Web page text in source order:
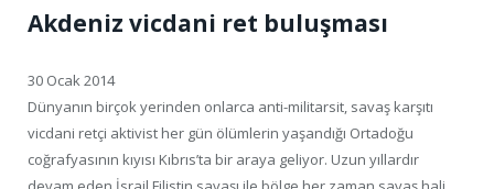
Akdeniz vicdani ret buluşması
30 Ocak 2014
Dünyanın birçok yerinden onlarca anti-militarsit, savaş karşıtı
vicdani retçi aktivist her gün ölümlerin yaşandığı Ortadoğu
coğrafyasının kıyısı Kıbrıs’ta bir araya geliyor. Uzun yıllardır